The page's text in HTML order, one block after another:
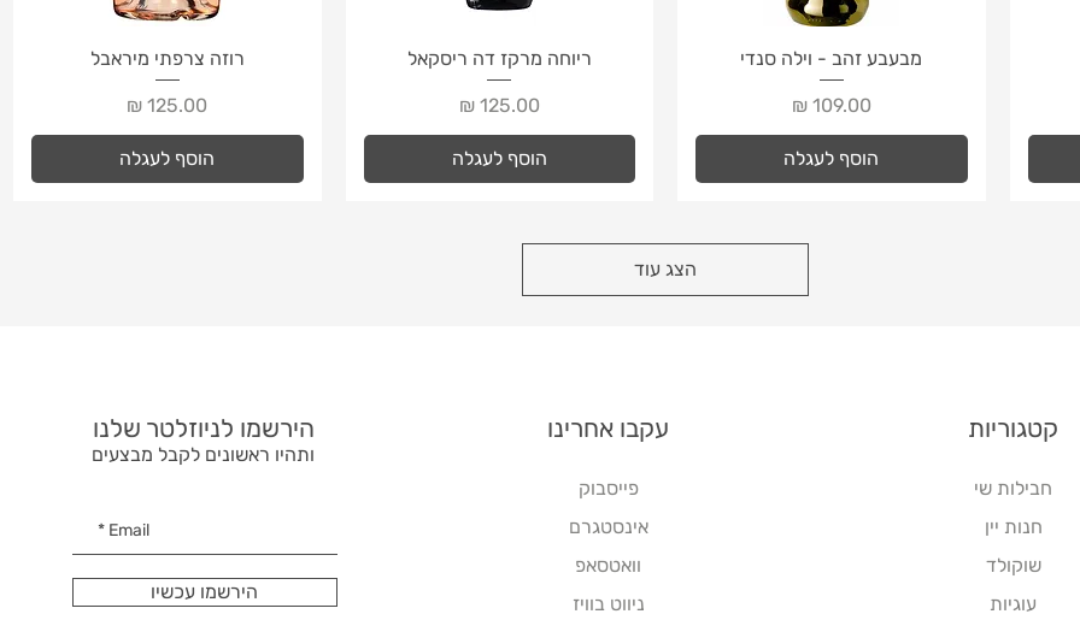
תצוגה מהירה
מבעבע זהב - וילה סנדי
מחיר
הוסף לעגלה
תצוגה מהירה
ריוחה מרקז דה ריסקאל
מחיר
הוסף לעגלה
תצוגה מהירה
רוזה צרפתי מיראבל
מחיר
הוסף לעגלה
הצג עוד
הירשמו לניוזלטר שלנו
ותהיו ראשונים לקבל מבצעים
הירשמו עכשיו
עקבו אחרינו
פייסבוק
אינסטגרם
וואטסאפ
ניווט בוויז
קטגוריות
חבילות שי
חנות יין
שוקולד
עוגיות